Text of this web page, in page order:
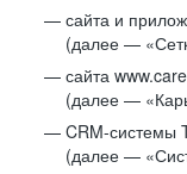
сайта и
(далее —
сайта
(далее —
CRM-системы
(далее —